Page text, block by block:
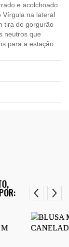
e acolchoado
Vírgula na lateral
tira de gorgurão
neutros que
para a estação.